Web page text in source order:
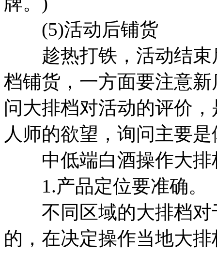
(5)活动后铺货
趁热打铁，活动结束
档铺货，一方面要注意
问大排档对活动的评价
人师的欲望，询问主要
中低端白酒操作大排
1.产品定位要准确。
不同区域的大排档对
的，在决定操作当地大